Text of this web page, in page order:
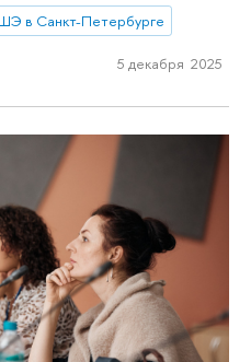
в Санкт-Петербурге
5 декабря 2025